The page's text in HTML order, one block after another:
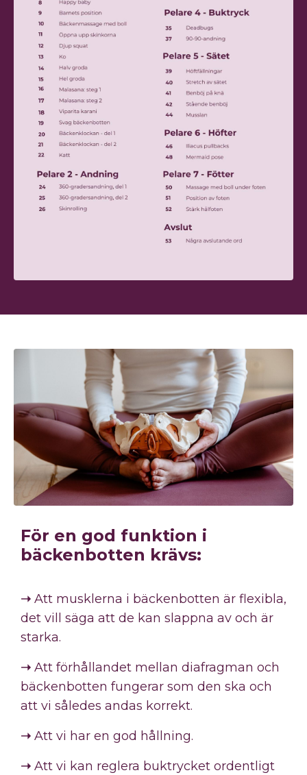
För en god funktion i
bäckenbotten krävs:
➝ Att musklerna i bäckenbotten är flexibla,
det vill säga att de kan slappna av och är
starka.
➝ Att förhållandet mellan diafragman och
bäckenbotten fungerar som den ska och
att vi således andas korrekt.
➝ Att vi har en god hållning.
➝ Att vi kan reglera buktrycket ordentligt